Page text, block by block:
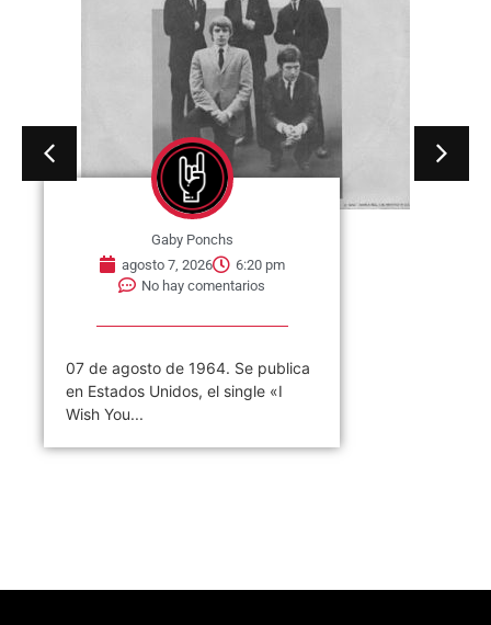
Gaby Ponchs
agosto 7, 2026
6:20 pm
No hay comentarios
07 de agosto de 1964. Se publica
en Estados Unidos, el single «I
Wish You...